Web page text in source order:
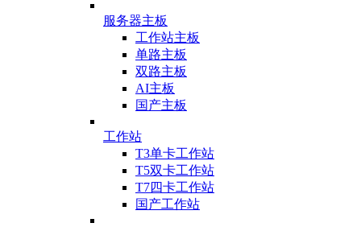
服务器主板
工作站主板
单路主板
双路主板
AI主板
国产主板
工作站
T3单卡工作站
T5双卡工作站
T7四卡工作站
国产工作站